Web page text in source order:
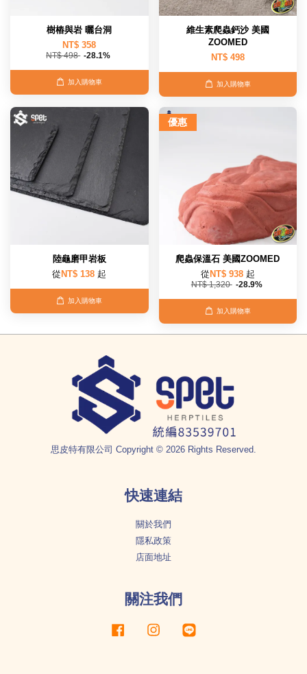
樹樁與岩 曬台洞
NT$ 358
NT$ 498 -28.1%
加入購物車
維生素爬蟲鈣沙 美國
ZOOMED
NT$ 498
加入購物車
陸龜磨甲岩板
從 NT$ 138 起
加入購物車
優惠
爬蟲保溫石 美國ZOOMED
從 NT$ 938 起
NT$ 1,320 -28.9%
加入購物車
思皮特有限公司 Copyright © 2026 Rights Reserved.
快速連結
關於我們
隱私政策
店面地址
關注我們
Facebook Instagram